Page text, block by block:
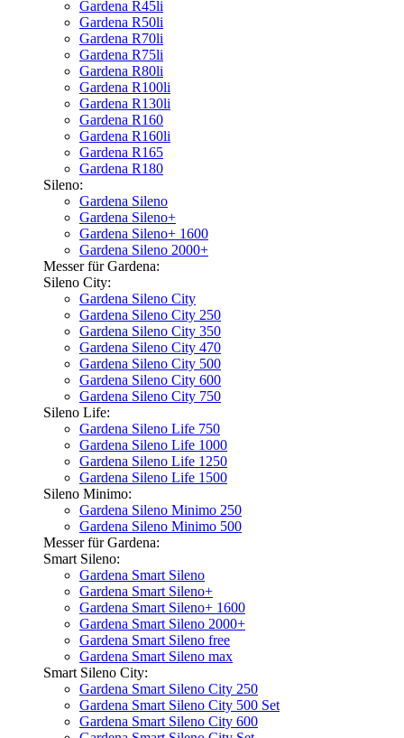
Gardena R45li
Gardena R50li
Gardena R70li
Gardena R75li
Gardena R80li
Gardena R100li
Gardena R130li
Gardena R160
Gardena R160li
Gardena R165
Gardena R180
Sileno:
Gardena Sileno
Gardena Sileno+
Gardena Sileno+ 1600
Gardena Sileno 2000+
Messer für Gardena:
Sileno City:
Gardena Sileno City
Gardena Sileno City 250
Gardena Sileno City 350
Gardena Sileno City 470
Gardena Sileno City 500
Gardena Sileno City 600
Gardena Sileno City 750
Sileno Life:
Gardena Sileno Life 750
Gardena Sileno Life 1000
Gardena Sileno Life 1250
Gardena Sileno Life 1500
Sileno Minimo:
Gardena Sileno Minimo 250
Gardena Sileno Minimo 500
Messer für Gardena:
Smart Sileno:
Gardena Smart Sileno
Gardena Smart Sileno+
Gardena Smart Sileno+ 1600
Gardena Smart Sileno 2000+
Gardena Smart Sileno free
Gardena Smart Sileno max
Smart Sileno City:
Gardena Smart Sileno City 250
Gardena Smart Sileno City 500 Set
Gardena Smart Sileno City 600